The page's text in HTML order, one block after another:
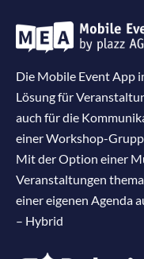
Die Mobile Event App
Lösung für
auch für die
einer Workshop-
Mit der Option einer
Veranstaltungen
einer eigenen Agenda
– Hybrid